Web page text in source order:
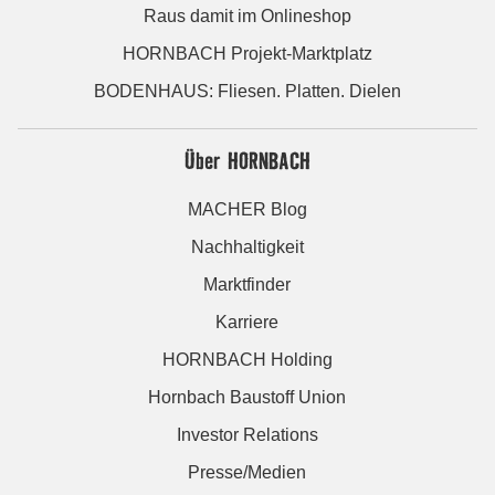
Raus damit im Onlineshop
HORNBACH Projekt-Marktplatz
BODENHAUS: Fliesen. Platten. Dielen
Über HORNBACH
MACHER Blog
Nachhaltigkeit
Marktfinder
Karriere
HORNBACH Holding
Hornbach Baustoff Union
Investor Relations
Presse/Medien